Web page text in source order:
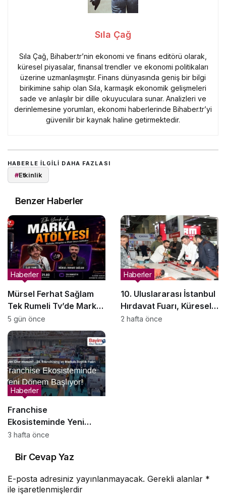
Sıla Çağ
Sıla Çağ, Bihaber.tr’nin ekonomi ve finans editörü olarak,
küresel piyasalar, finansal trendler ve ekonomi politikaları
üzerine uzmanlaşmıştır. Finans dünyasında geniş bir bilgi
birikimine sahip olan Sıla, karmaşık ekonomik gelişmeleri
sade ve anlaşılır bir dille okuyuculara sunar. Analizleri ve
derinlemesine yorumları, ekonomi haberlerinde Bihaber.tr’yi
güvenilir bir kaynak haline getirmektedir.
HABERLE ILGILI DAHA FAZLASI
#Etkinlik
Benzer Haberler
Mürsel Ferhat Sağlam
Tek Rumeli Tv’de Marka
Atölyesi Programına
Konuk Oldu
Haberler
5 gün önce
10. Uluslararası İstanbul
Hırdavat Fuarı, Küresel
Ticaretin Yeni Merkezi
Haberler
2 hafta önce
Franchise
Ekosisteminde Yeni
Dönem Başlıyor: Bayim
İçin Geri Sayım!
Haberler
3 hafta önce
Bir Cevap Yaz
E-posta adresiniz yayınlanmayacak. Gerekli alanlar *
ile işaretlenmişlerdir